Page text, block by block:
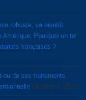
robuste, va bientôt
Pourquoi un tel
françaises ?
ou de ses traitements.
October 5, 2021